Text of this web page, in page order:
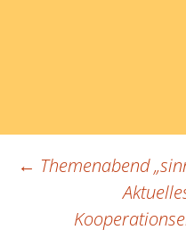
← Themenabend